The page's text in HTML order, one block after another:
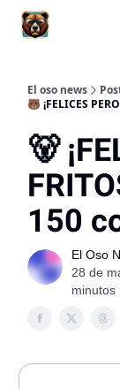
El oso news
🐻 ¡FELICES
🐻
150
El Oso
28 de
minutos